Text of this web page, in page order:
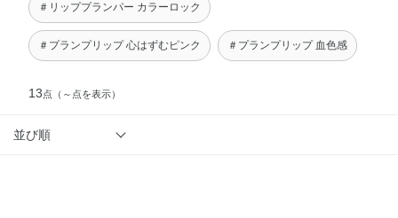
＃リッププランパー カラーロック
＃プランプリップ 心はずむピンク ＃プランプリップ 血色感
13点 （～点を表示）
並び順